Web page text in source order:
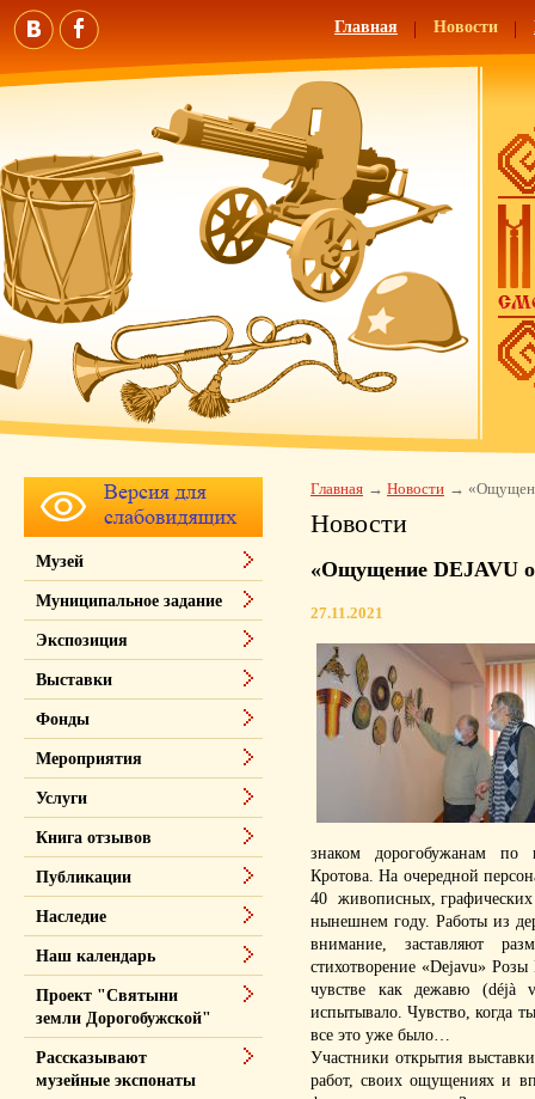
Главная Новости
Главная Новости
Новости
«Ощущение DEJAVU
27.11.2021
знаком дорогобужанам по
Кротова. На очередной
40 живописных, графических
нынешнем году. Работы из
внимание, заставляют
стихотворение «Dejavu»
чувстве как дежавю (déjà
испытывало. Чувство, когда
все это уже было…
Участники открытия
работ, своих ощущениях и
Музей
Муниципальное задание
Экспозиция
Выставки
Фонды
Мероприятия
Услуги
Книга отзывов
Публикации
Наследие
Наш календарь
Проект "Святыни
земли Дорогобужской"
Рассказывают
музейные экспонаты